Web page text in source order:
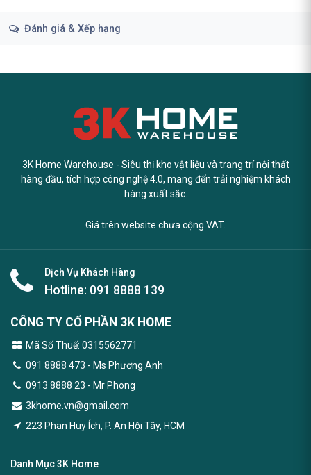
Đánh giá & Xếp hạng
3K Home Warehouse - Siêu thị kho vật liệu và trang trí nội thất
hàng đầu, tích hợp công nghệ 4.0, mang đến trải nghiệm khách
hàng xuất sắc.
Giá trên website chưa cộng VAT.
Dịch Vụ Khách Hàng
Hotline: 091 8888 139
CÔNG TY CỔ PHẦN 3K HOME
Mã Số Thuế: 0315562771
091 8888 473 - Ms Phương Anh
0913 8888 23 - Mr Phong
3khome.vn@gmail.com
223 Phan Huy Ích, P. An Hội Tây, HCM
Danh Mục 3K Home